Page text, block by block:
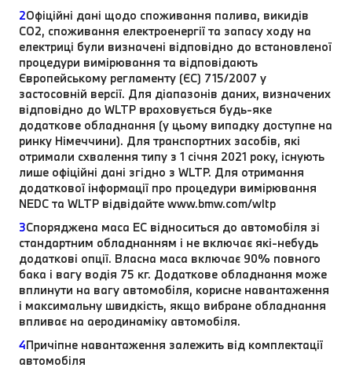
2Офіційні дані щодо споживання палива, викидів
CO2, споживання електроенергії та запасу ходу на
електриці були визначені відповідно до встановленої
процедури вимірювання та відповідають
Європейському регламенту (ЄС) 715/2007 у
застосовній версії. Для діапазонів даних, визначених
відповідно до WLTP враховується будь-яке
додаткове обладнання (у цьому випадку доступне на
ринку Німеччини). Для транспортних засобів, які
отримали схвалення типу з 1 січня 2021 року, існують
лише офіційні дані згідно з WLTP. Для отримання
додаткової інформації про процедури вимірювання
NEDC та WLTP відвідайте www.bmw.com/wltp
3Споряджена маса EC відноситься до автомобіля зі
стандартним обладнанням і не включає які-небудь
додаткові опції. Власна маса включає 90% повного
бака і вагу водія 75 кг. Додаткове обладнання може
вплинути на вагу автомобіля, корисне навантаження
і максимальну швидкість, якщо вибране обладнання
впливає на аеродинаміку автомобіля.
4Причіпне навантаження залежить від комплектації
автомобіля